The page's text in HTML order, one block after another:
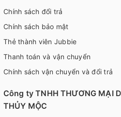
Chính sách đổi trả
Chính sách bảo mật
Thẻ thành viên Jubbie
Thanh toán và vận chuyển
Chính sách vận chuyển và đổi trả
Công ty TNHH THƯƠNG MẠI
THỦY MỘC